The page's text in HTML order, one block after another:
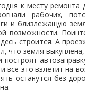
к месту ремонта
рабочих,
и близлежащую
возможности.
строится. А
земля
это взлетит на
останутся без